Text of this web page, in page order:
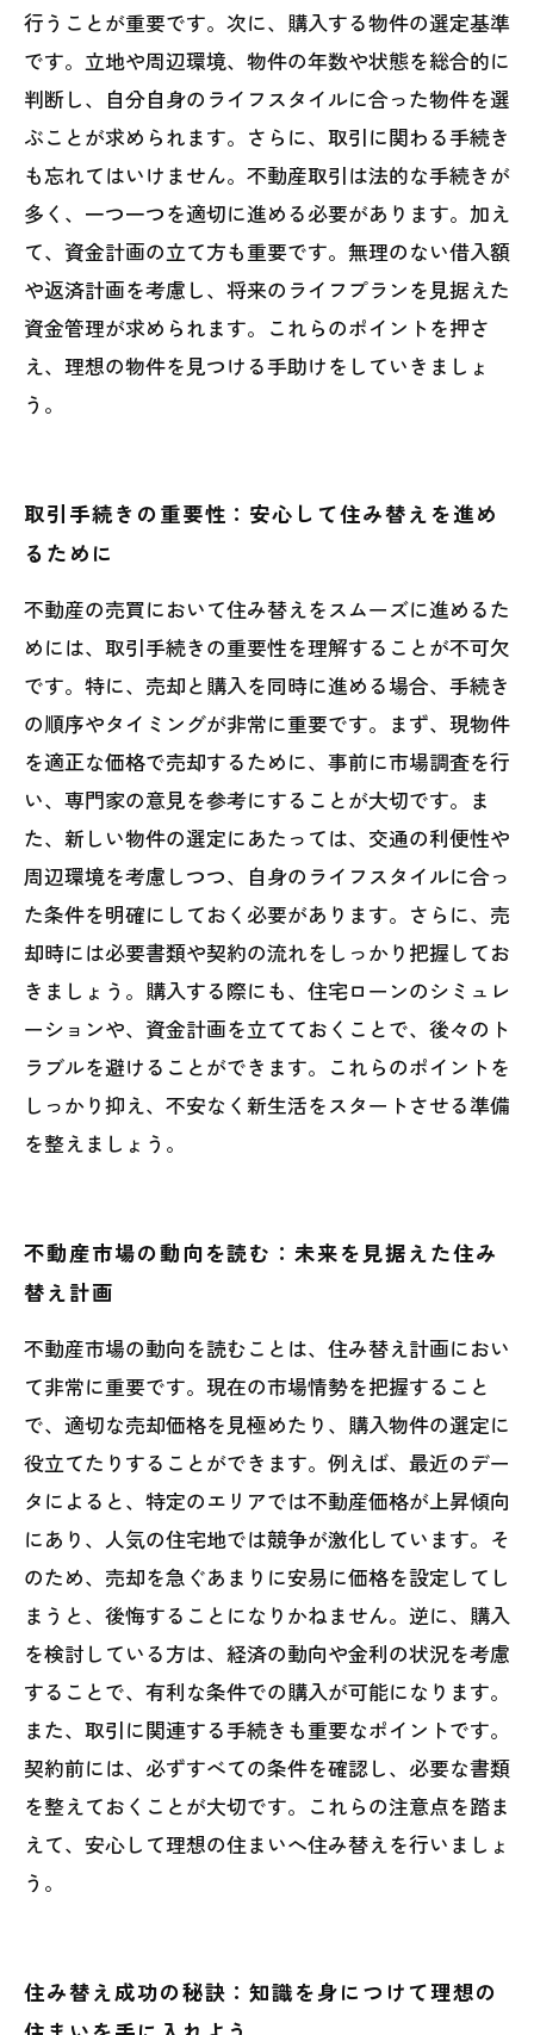
行うことが重要です。次に、購入する物件の選定基準
です。立地や周辺環境、物件の年数や状態を総合的に
判断し、自分自身のライフスタイルに合った物件を選
ぶことが求められます。さらに、取引に関わる手続き
も忘れてはいけません。不動産取引は法的な手続きが
多く、一つ一つを適切に進める必要があります。加え
て、資金計画の立て方も重要です。無理のない借入額
や返済計画を考慮し、将来のライフプランを見据えた
資金管理が求められます。これらのポイントを押さ
え、理想の物件を見つける手助けをしていきましょ
う。
取引手続きの重要性：安心して住み替えを進め
るために
不動産の売買において住み替えをスムーズに進めるた
めには、取引手続きの重要性を理解することが不可欠
です。特に、売却と購入を同時に進める場合、手続き
の順序やタイミングが非常に重要です。まず、現物件
を適正な価格で売却するために、事前に市場調査を行
い、専門家の意見を参考にすることが大切です。ま
た、新しい物件の選定にあたっては、交通の利便性や
周辺環境を考慮しつつ、自身のライフスタイルに合っ
た条件を明確にしておく必要があります。さらに、売
却時には必要書類や契約の流れをしっかり把握してお
きましょう。購入する際にも、住宅ローンのシミュレ
ーションや、資金計画を立てておくことで、後々のト
ラブルを避けることができます。これらのポイントを
しっかり抑え、不安なく新生活をスタートさせる準備
を整えましょう。
不動産市場の動向を読む：未来を見据えた住み
替え計画
不動産市場の動向を読むことは、住み替え計画におい
て非常に重要です。現在の市場情勢を把握すること
で、適切な売却価格を見極めたり、購入物件の選定に
役立てたりすることができます。例えば、最近のデー
タによると、特定のエリアでは不動産価格が上昇傾向
にあり、人気の住宅地では競争が激化しています。そ
のため、売却を急ぐあまりに安易に価格を設定してし
まうと、後悔することになりかねません。逆に、購入
を検討している方は、経済の動向や金利の状況を考慮
することで、有利な条件での購入が可能になります。
また、取引に関連する手続きも重要なポイントです。
契約前には、必ずすべての条件を確認し、必要な書類
を整えておくことが大切です。これらの注意点を踏ま
えて、安心して理想の住まいへ住み替えを行いましょ
う。
住み替え成功の秘訣：知識を身につけて理想の